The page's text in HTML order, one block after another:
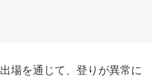
出場を通じて、登りが異常に